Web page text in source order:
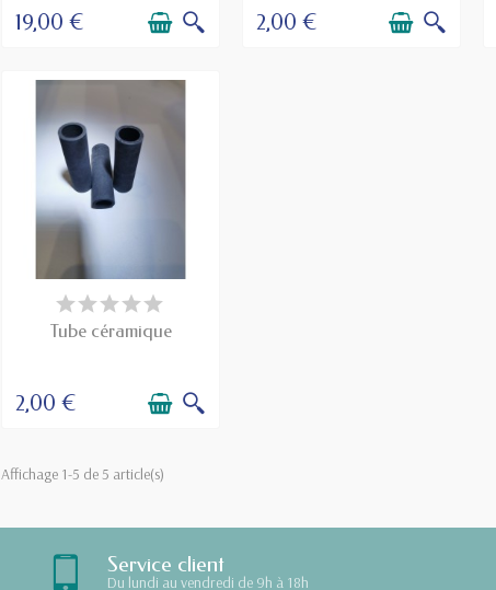
19,00 € 2,00 €
DISPONIBLE
Tube céramique
2,00 €
Affichage 1-5 de 5 article(s)
Service client
Du lundi au vendredi de 9h à 18h